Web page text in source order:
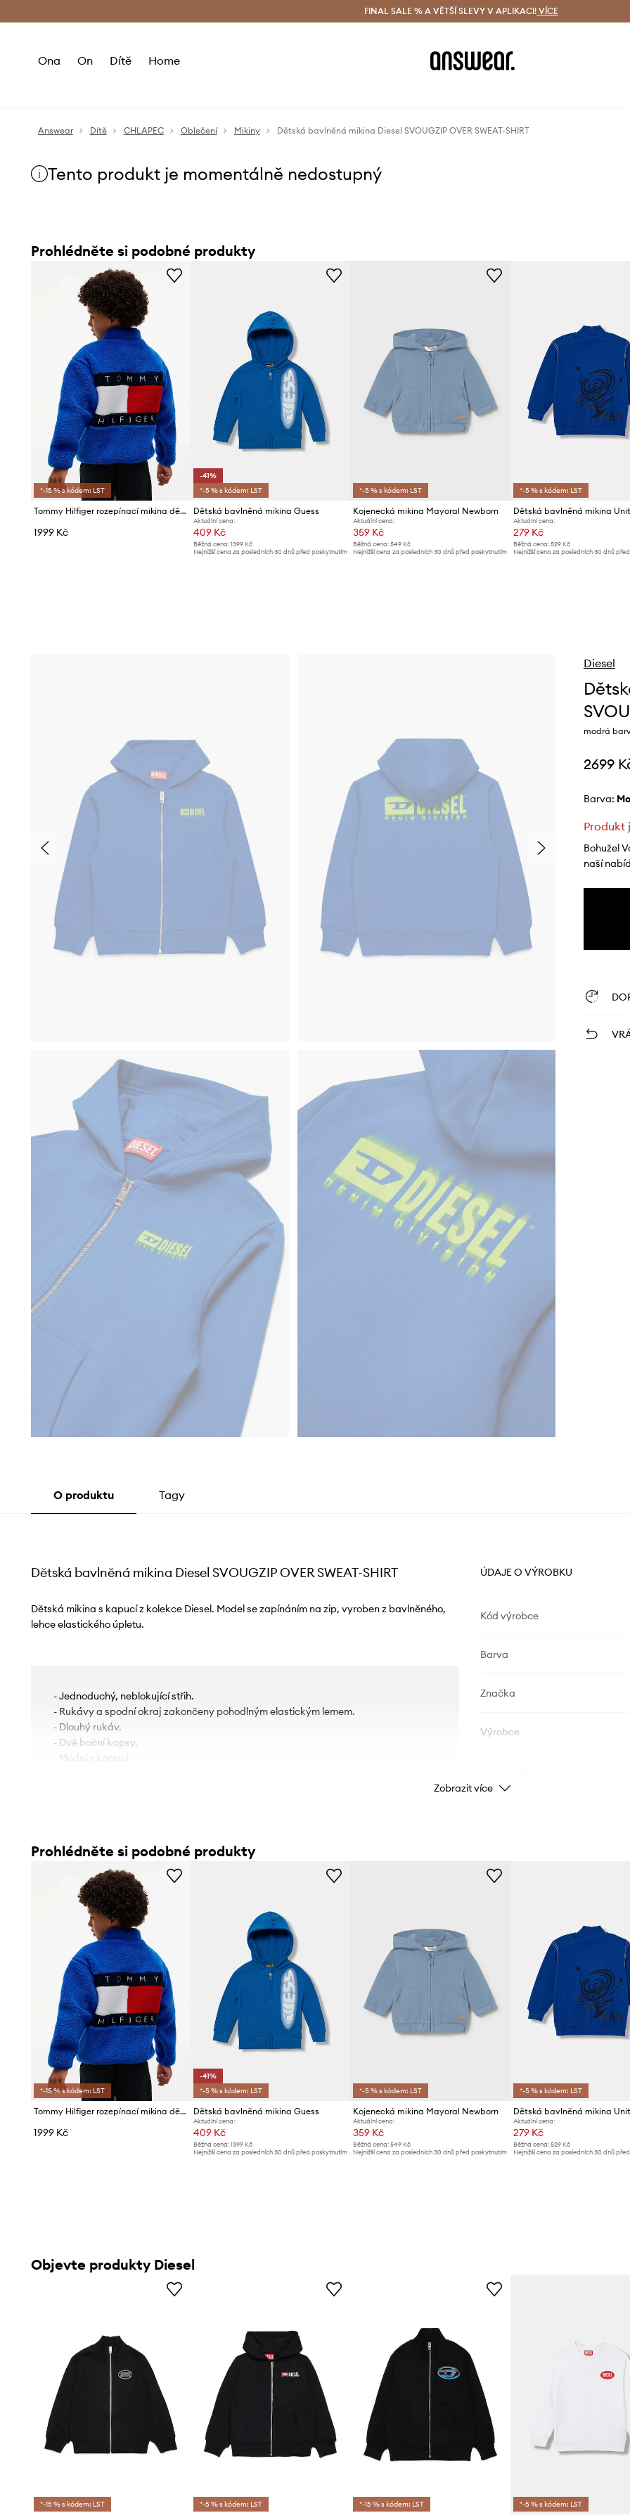
Doručení a vrácení zdarma (od 1800 Kč) Doručení i do 24 h
FINAL SALE % A VĚTŠÍ SLEVY V APLIKACI! VÍCE
Ona On Dítě Home
Answear Dítě CHLAPEC Oblečení Mikiny Dětská bavlněná mikina Diesel SVOUGZIP OVER SWEAT-SHIRT
Tento produkt je momentálně nedostupný
Prohlédněte si podobné produkty
*-15 % s kódem: LST
Tommy Hilfiger rozepínací mikina dětská fleecová
1999 Kč
-41%
*-5 % s kódem: LST
Dětská bavlněná mikina Guess
Aktuální cena:
409 Kč
Běžná cena:1399 Kč
Nejnižší cena za posledních 30 dnů před poskytnutím
*-5 % s kódem: LST
Kojenecká mikina Mayoral Newborn
Aktuální cena:
359 Kč
Běžná cena: 549 Kč
Nejnižší cena za posledních 30 dnů před poskytnutím
*-5 % s kódem: LST
Aktuální cena:
279 Kč
Běžná cena: 529 Kč
Nejnižší cena za posledních 30 dnů
Diesel
modrá
2699
Barva:
Produkt
Bohužel
naší
O produktu Tagy
Dětská bavlněná mikina Diesel SVOUGZIP OVER SWEAT-SHIRT
Dětská mikina s kapucí z kolekce Diesel. Model se zapínáním na zip, vyroben z bavlněného,
lehce elastického úpletu.
- Jednoduchý, neblokující střih.
- Rukávy a spodní okraj zakončeny pohodlným elastickým lemem.
- Dlouhý rukáv.
- Dvě boční kapsy.
- Model s kapucí.
ÚDAJE O VÝROBKU
Kód výrobce
Barva
Značka
Výrobce
Zobrazit více
Prohlédněte si podobné produkty
*-15 % s kódem: LST
Tommy Hilfiger rozepínací mikina dětská fleecová
1999 Kč
-41%
*-5 % s kódem: LST
Dětská bavlněná mikina Guess
Aktuální cena:
409 Kč
Běžná cena:1399 Kč
Nejnižší cena za posledních 30 dnů před poskytnutím
*-5 % s kódem: LST
Kojenecká mikina Mayoral Newborn
Aktuální cena:
359 Kč
Běžná cena: 549 Kč
Nejnižší cena za posledních 30 dnů před poskytnutím
*-5 % s kódem: LST
Aktuální cena:
279 Kč
Běžná cena: 529 Kč
Nejnižší cena za posledních 30 dnů
Objevte produkty Diesel
*-15 % s kódem: LST *-5 % s kódem: LST *-15 % s kódem: LST *-5 % s kódem: LST